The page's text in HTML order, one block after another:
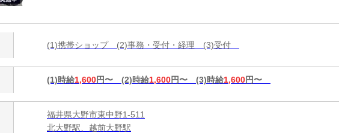
WEB面談◎
(1)携帯ショップ (2)事務・受付・経理 (3)受付
(1)時給1,600円〜 (2)時給1,600円〜 (3)時給1,600円〜
福井県大野市東中野1-511
北大野駅、越前大野駅